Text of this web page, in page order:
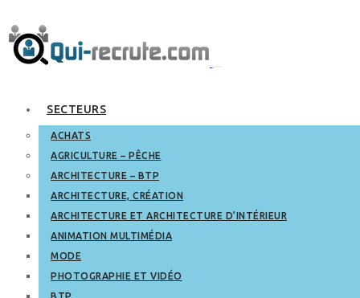
SECTEURS
ACHATS
AGRICULTURE – PÊCHE
ARCHITECTURE – BTP
ARCHITECTURE, CRÉATION
ARCHITECTURE ET ARCHITECTURE D’INTÉRIEUR
ANIMATION MULTIMÉDIA
MODE
PHOTOGRAPHIE ET VIDÉO